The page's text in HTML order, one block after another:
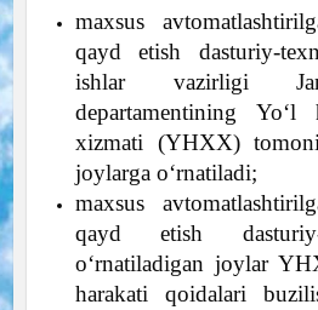
maxsus
qayd etish dasturiy-
ishlar vazirligi
departamentining Yo‘l
xizmati (YHXX)
joylarga o‘rnatiladi;
maxsus
qayd etish
o‘rnatiladigan joylar
harakati qoidalari